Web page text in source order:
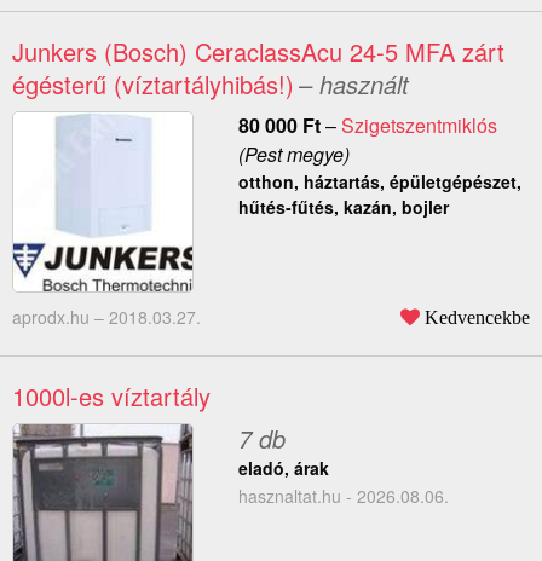
Junkers (Bosch) CeraclassAcu 24-5 MFA zárt
égésterű (víztartályhibás!) – használt
80 000 Ft–Szigetszentmiklós
(Pest megye)
otthon, háztartás, épületgépészet,
hűtés-fűtés, kazán, bojler
aprodx.hu – 2018.03.27. Kedvencekbe
1000l-es víztartály
7 db
eladó, árak
hasznaltat.hu - 2026.08.06.